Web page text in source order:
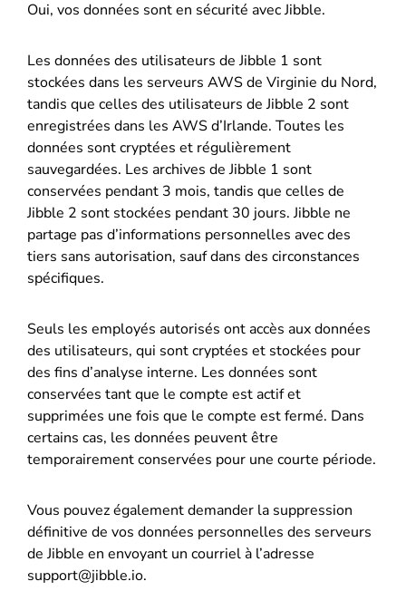
Oui, vos données sont en sécurité avec Jibble.
Les données des utilisateurs de Jibble 1 sont
stockées dans les serveurs AWS de Virginie du Nord,
tandis que celles des utilisateurs de Jibble 2 sont
enregistrées dans les AWS d’Irlande. Toutes les
données sont cryptées et régulièrement
sauvegardées. Les archives de Jibble 1 sont
conservées pendant 3 mois, tandis que celles de
Jibble 2 sont stockées pendant 30 jours. Jibble ne
partage pas d’informations personnelles avec des
tiers sans autorisation, sauf dans des circonstances
spécifiques.
Seuls les employés autorisés ont accès aux données
des utilisateurs, qui sont cryptées et stockées pour
des fins d’analyse interne. Les données sont
conservées tant que le compte est actif et
supprimées une fois que le compte est fermé. Dans
certains cas, les données peuvent être
temporairement conservées pour une courte période.
Vous pouvez également demander la suppression
définitive de vos données personnelles des serveurs
de Jibble en envoyant un courriel à l’adresse
support@jibble.io.